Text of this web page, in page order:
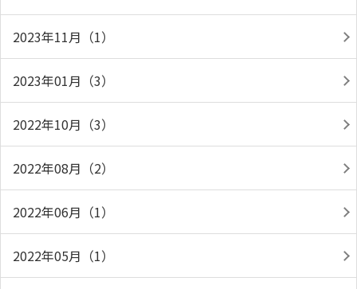
2023年11月（1）
2023年01月（3）
2022年10月（3）
2022年08月（2）
2022年06月（1）
2022年05月（1）